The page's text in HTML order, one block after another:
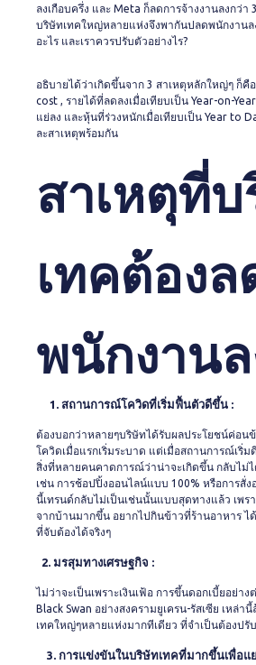
ลงเกือบครึ่ง และ Meta ก็ลดการจ้างงานลงกว่า
บริษัทเทคใหญ่หลายแห่งจึงพากันปลดพนักงานล
อะไร และเราควรปรับตัวอย่างไร?
อธิบายได้ว่าเกิดขึ้นจาก 3 สาเหตุหลักใหญ่ๆ ก็คื
cost , รายได้ที่ลดลงเมื่อเทียบเป็น Year-on-
แย่ลง และหุ้นที่ร่วงหนักเมื่อเทียบเป็น Year to
ละสาเหตุพร้อมกัน
สาเหตุที่
เทคต้องล
พนักงาน
1. สถานการณ์โควิดที่เริ่มฟื้นตัวดีขึ้น :
ต้องบอกว่าหลายๆบริษัทได้รับผลประโยชน์ค่อน
โควิดเมื่อแรกเริ่มระบาด แต่เมื่อสถานการณ์เริ่
สิ่งที่หลายคนคาดการณ์ว่าน่าจะเกิดขึ้น กลับไม่ไ
เช่น การช้อปปิ้งออนไลน์แบบ 100% หรือการสั่ง
นี้เทรนด์กลับไม่เป็นเช่นนั้นแบบสุดทางแล้ว เพร
จากบ้านมากขึ้น อยากไปกินข้าวที่ร้านอาหาร ไ
ที่จับต้องได้จริงๆ
2. มรสุมทางเศรษฐกิจ :
ไม่ว่าจะเป็นเพราะเงินเฟ้อ การขึ้นดอกเบี้ยอย่า
Black Swan อย่างสงครามยูเครน-รัสเซีย เหล่
เทคใหญ่ๆหลายแห่งมากทีเดียว ที่จำเป็นต้องป
3. การแข่งขันในบริษัทเทคที่มากขึ้นเพื่อแย่